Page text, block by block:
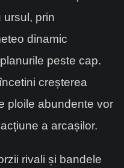
ursul, prin
dinamic
peste cap.
creșterea
ploile abundente vor
a arcașilor.
rivali și bandele